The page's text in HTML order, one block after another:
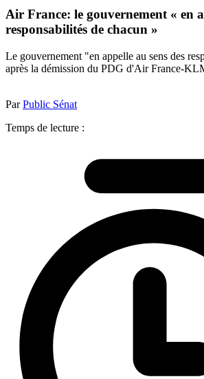
Air France: le gouvernement « en
responsabilités de chacun »
Le gouvernement "en appelle au sens des
après la démission du PDG d'Air France-
ParPublic Sénat
Temps de lecture :